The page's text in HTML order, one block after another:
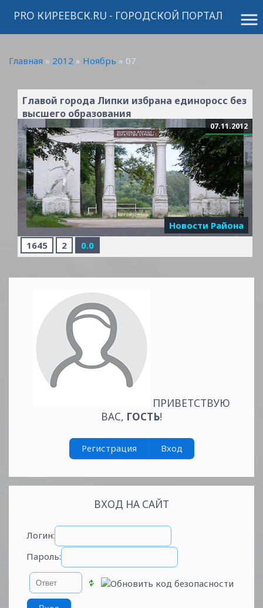
menu
PRO КИРЕЕВСК.RU - ГОРОДСКОЙ ПОРТАЛ
Главная » 2012 » Ноябрь » 07
Главой города Липки избрана единоросс без
высшего образования
1645 2 0.0
07.11.2012
Новости Района
ПРИВЕТСТВУЮ
ВАС, ГОСТЬ!
Регистрация Вход
ВХОД НА САЙТ
Логин:
Пароль: